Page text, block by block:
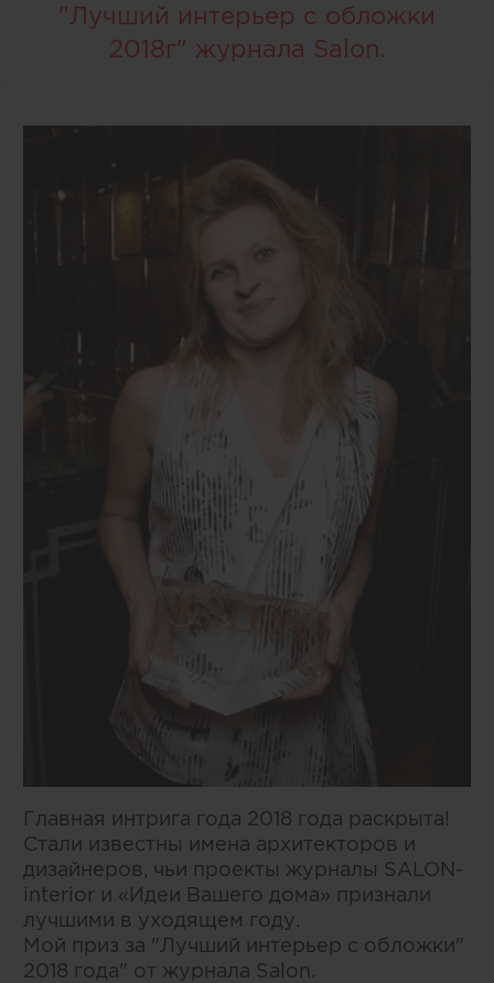
"Лучший интерьер с обложки
2018г" журнала Salon.
Главная интрига года 2018 года раскрыта!
Стали известны имена архитекторов и
дизайнеров, чьи проекты журналы SALON-
interior и «Идеи Вашего дома» признали
лучшими в уходящем году.
Мой приз за "Лучший интерьер с обложки"
2018 года" от журнала Salon.